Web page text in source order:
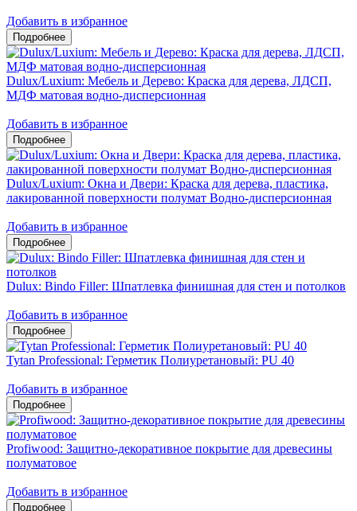
Добавить в избранное
Dulux/Luxium: Мебель и Дерево: Краска для дерева, ЛДСП,
МДФ матовая водно-дисперсионная
Добавить в избранное
Dulux/Luxium: Окна и Двери: Краска для дерева, пластика,
лакированной поверхности полумат Водно-дисперсионная
Добавить в избранное
Dulux: Bindo Filler: Шпатлевка финишная для стен и потолков
Добавить в избранное
Tytan Professional: Герметик Полиуретановый: PU 40
Добавить в избранное
Profiwood: Защитно-декоративное покрытие для древесины
полуматовое
Добавить в избранное